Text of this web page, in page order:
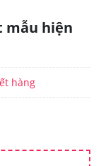
mẫu hiện
hàng